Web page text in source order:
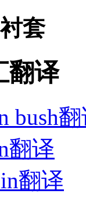
套
翻译
bush
翻译
翻译